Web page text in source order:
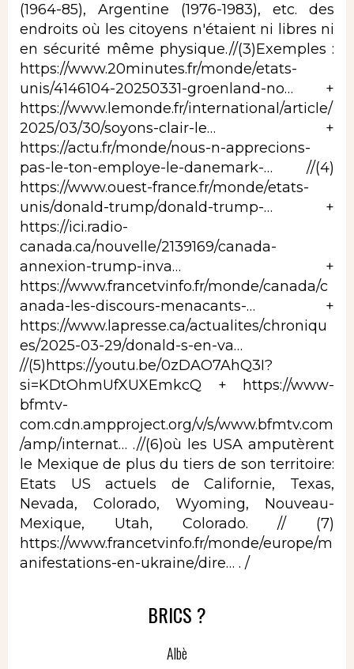
(1964-85), Argentine (1976-1983), etc. des
endroits où les citoyens n'étaient ni libres ni
en sécurité même physique.//(3)Exemples :
https://www.20minutes.fr/monde/etats-
unis/4146104-20250331-groenland-no… +
https://www.lemonde.fr/international/article/
2025/03/30/soyons-clair-le… +
https://actu.fr/monde/nous-n-apprecions-
pas-le-ton-employe-le-danemark-… //(4)
https://www.ouest-france.fr/monde/etats-
unis/donald-trump/donald-trump-… +
https://ici.radio-
canada.ca/nouvelle/2139169/canada-
annexion-trump-inva… +
https://www.francetvinfo.fr/monde/canada/c
anada-les-discours-menacants-… +
https://www.lapresse.ca/actualites/chroniqu
es/2025-03-29/donald-s-en-va…
//(5) https://youtu.be/0zDAO7AhQ3I?
si=KDtOhmUfXUXEmkcQ +
https://www-
bfmtv-
com.cdn.ampproject.org/v/s/www.bfmtv.com
/amp/internat… .//(6)où les USA amputèrent
le Mexique de plus du tiers de son territoire:
Etats US actuels de Californie, Texas,
Nevada, Colorado, Wyoming, Nouveau-
Mexique, Utah, Colorado. // (7)
https://www.francetvinfo.fr/monde/europe/m
anifestations-en-ukraine/dire… . /
BRICS ?
Albè